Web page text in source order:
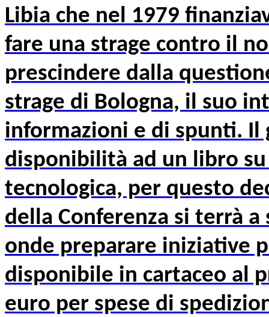
Libia che nel 1979
fare una strage contro il
prescindere dalla
strage di Bologna, il suo
informazioni e di spunti. Il
disponibilità ad un libro
tecnologica, per questo
della Conferenza si terrà
onde preparare iniziative
disponibile in cartaceo al
euro per spese di